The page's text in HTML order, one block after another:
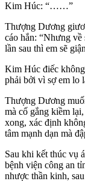
Kim Húc: “……”
Thượng Dương
cáo hắn: “Nhưng về
lần sau thì em sẽ
Kim Húc điếc
phải bởi vì sợ em lo
Thượng Dương
mà cố gắng kiềm
xong, xác định
tâm mạnh dạn mà
Sau khi kết thúc vụ
bệnh viện công an
nhược thần kinh,